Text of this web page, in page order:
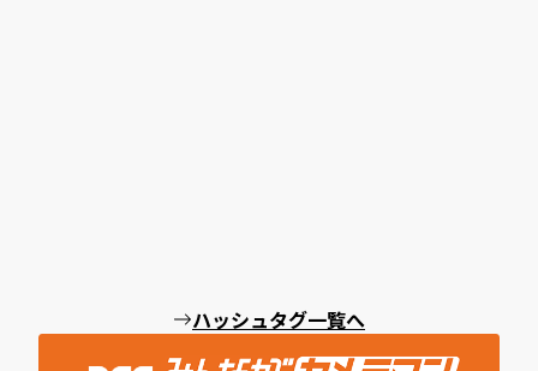
ハッシュタグ一覧へ